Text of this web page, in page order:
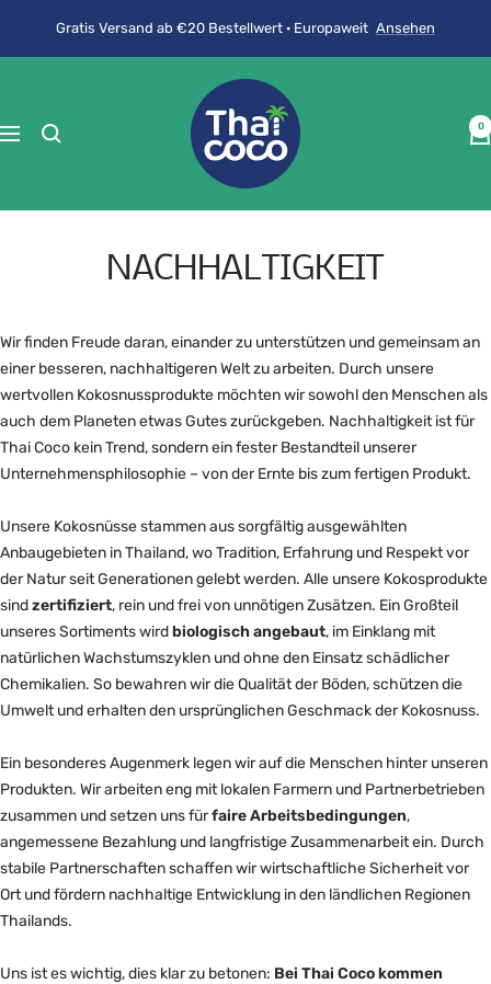
Gratis Versand ab €20 Bestellwert · Europaweit Ansehen
Navigation
ThaiCoco
0
NACHHALTIGKEIT
Wir finden Freude daran, einander zu unterstützen und gemeinsam an
einer besseren, nachhaltigeren Welt zu arbeiten. Durch unsere
wertvollen Kokosnussprodukte möchten wir sowohl den Menschen als
auch dem Planeten etwas Gutes zurückgeben. Nachhaltigkeit ist für
Thai Coco kein Trend, sondern ein fester Bestandteil unserer
Unternehmensphilosophie – von der Ernte bis zum fertigen Produkt.
Unsere Kokosnüsse stammen aus sorgfältig ausgewählten
Anbaugebieten in Thailand, wo Tradition, Erfahrung und Respekt vor
der Natur seit Generationen gelebt werden. Alle unsere Kokosprodukte
sindzertifiziert, rein und frei von unnötigen Zusätzen. Ein Großteil
unseres Sortiments wirdbiologisch angebaut, im Einklang mit
natürlichen Wachstumszyklen und ohne den Einsatz schädlicher
Chemikalien. So bewahren wir die Qualität der Böden, schützen die
Umwelt und erhalten den ursprünglichen Geschmack der Kokosnuss.
Ein besonderes Augenmerk legen wir auf die Menschen hinter unseren
Produkten. Wir arbeiten eng mit lokalen Farmern und Partnerbetrieben
zusammen und setzen uns fürfaire Arbeitsbedingungen,
angemessene Bezahlung und langfristige Zusammenarbeit ein. Durch
stabile Partnerschaften schaffen wir wirtschaftliche Sicherheit vor
Ort und fördern nachhaltige Entwicklung in den ländlichen Regionen
Thailands.
Uns ist es wichtig, dies klar zu betonen: Bei Thai Coco kommen